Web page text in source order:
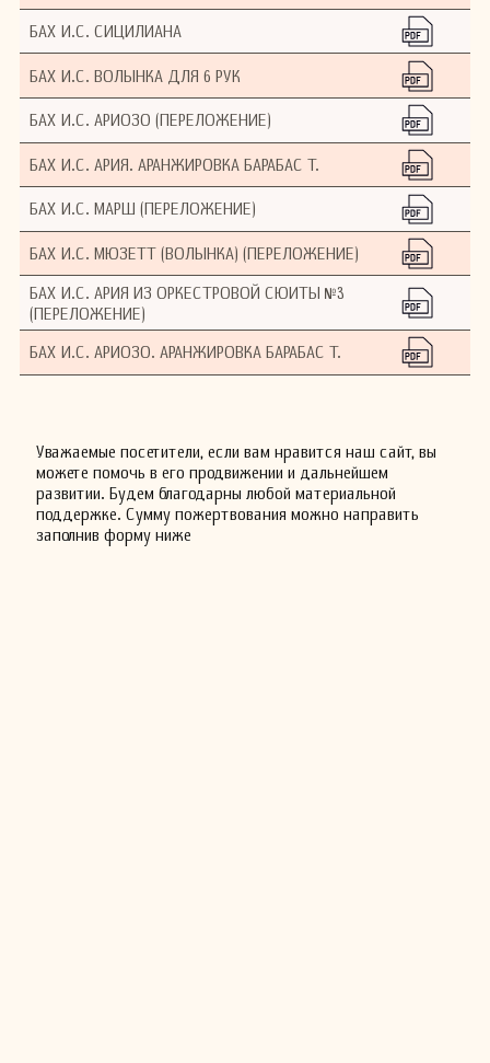
БАХ И.С. СИЦИЛИАНА
БАХ И.С. ВОЛЫНКА ДЛЯ 6 РУК
БАХ И.С. АРИОЗО (ПЕРЕЛОЖЕНИЕ)
БАХ И.С. АРИЯ. АРАНЖИРОВКА БАРАБАС Т.
БАХ И.С. МАРШ (ПЕРЕЛОЖЕНИЕ)
БАХ И.С. МЮЗЕТТ (ВОЛЫНКА) (ПЕРЕЛОЖЕНИЕ)
БАХ И.С. АРИЯ ИЗ ОРКЕСТРОВОЙ СЮИТЫ №3
(ПЕРЕЛОЖЕНИЕ)
БАХ И.С. АРИОЗО. АРАНЖИРОВКА БАРАБАС Т.
Уважаемые посетители, если вам нравится наш сайт, вы
можете помочь в его продвижении и дальнейшем
развитии. Будем благодарны любой материальной
поддержке. Сумму пожертвования можно направить
заполнив форму ниже